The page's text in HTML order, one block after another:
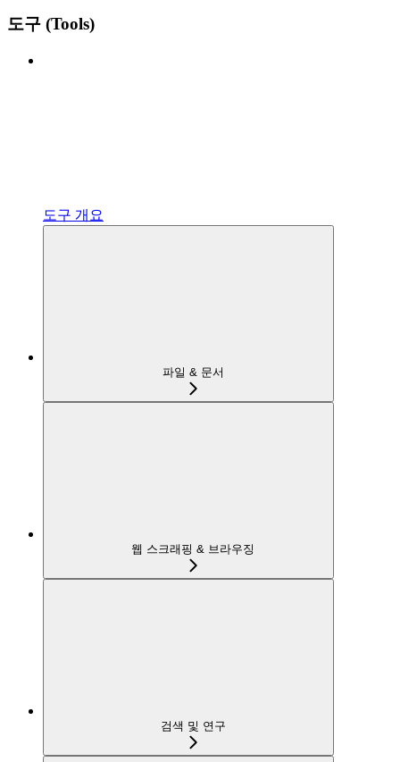
도구 (Tools)
도구 개요
파일 & 문서
웹 스크래핑 & 브라우징
검색 및 연구